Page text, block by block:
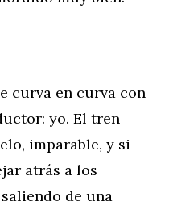
curva en curva con
yo. El tren
imparable, y si
atrás a los
de una